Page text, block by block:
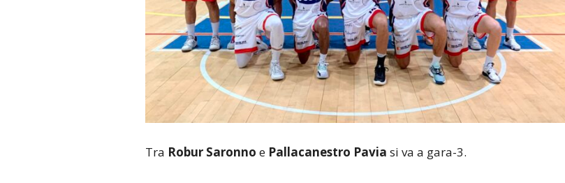
Tra Robur Saronno e Pallacanestro Pavia si va a gara-3.